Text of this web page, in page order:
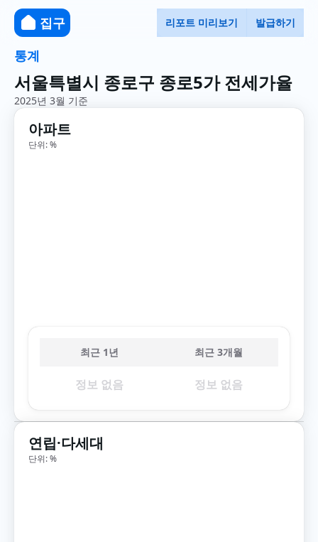
집구 리포트 미리보기 발급하기
통계
서울특별시 종로구 종로5가 전세가율
2025년 3월 기준
아파트
단위: %
최근 1년 최근 3개월
정보 없음 정보 없음
연립·다세대
단위: %